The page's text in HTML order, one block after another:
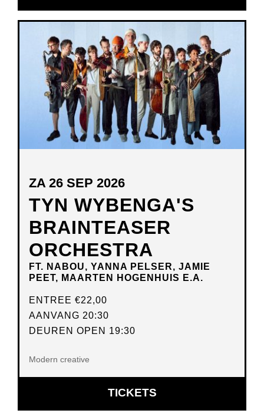
IN
VENSTER
TYN WYBENGA'S
BRAINTEASER
ORCHESTRA
FT. NABOU, YANNA PELSER, JAMIE
PEET, MAARTEN HOGENHUIS E.A.
ZA 26 SEP 2026
ENTREE €22,00
AANVANG 20:30
DEUREN OPEN 19:30
Modern creative
TICKETSOPENT
IN